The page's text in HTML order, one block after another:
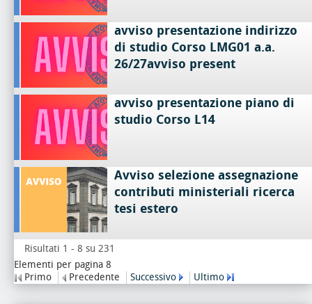
avviso presentazione indirizzo
di studio Corso LMG01 a.a.
26/27avviso present
avviso presentazione piano di
studio Corso L14
Avviso selezione assegnazione
contributi ministeriali ricerca
tesi estero
Risultati 1 - 8 su 231
Elementi per pagina 8
Primo
Precedente Successivo Ultimo